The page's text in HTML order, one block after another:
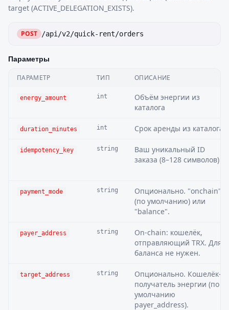
target (ACTIVE_DELEGATION_EXISTS).
POST /api/v2/quick-rent/orders
Параметры
ПАРАМЕТР ТИП ОПИСАНИЕ
energy_amount int
Объём энергии из
каталога
duration_minutes int Срок аренды из каталога
idempotency_key string
Ваш уникальный ID
заказа (8–128 символов)
payment_mode string
Опционально. "onchain"
(по умолчанию) или
"balance".
payer_address string
On-chain: кошелёк,
отправляющий TRX. Для
баланса не нужен.
target_address string
Опционально. Кошелёк-
получатель энергии (по
умолчанию
payer_address).